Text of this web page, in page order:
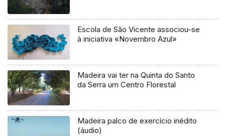
Escola de São Vicente associou-se
à iniciativa «Novembro Azul»
Madeira vai ter na Quinta do Santo
da Serra um Centro Florestal
Madeira palco de exercício inédito
(áudio)